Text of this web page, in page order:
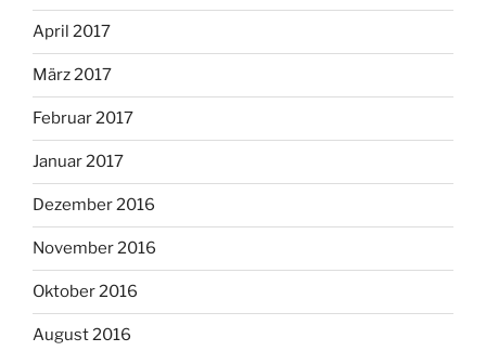
April 2017
März 2017
Februar 2017
Januar 2017
Dezember 2016
November 2016
Oktober 2016
August 2016